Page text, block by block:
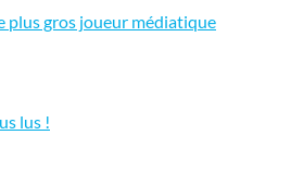
plus gros joueur médiatique
lus !